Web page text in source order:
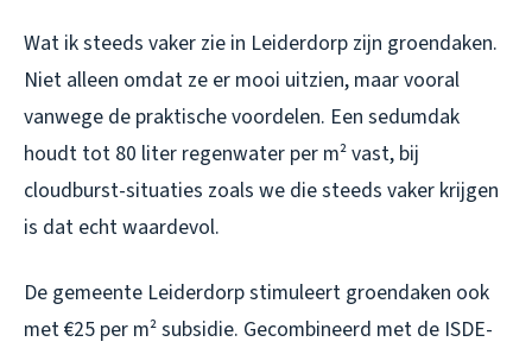
Wat ik steeds vaker zie in Leiderdorp zijn groendaken.
Niet alleen omdat ze er mooi uitzien, maar vooral
vanwege de praktische voordelen. Een sedumdak
houdt tot 80 liter regenwater per m² vast, bij
cloudburst-situaties zoals we die steeds vaker krijgen
is dat echt waardevol.
De gemeente Leiderdorp stimuleert groendaken ook
met €25 per m² subsidie. Gecombineerd met de ISDE-